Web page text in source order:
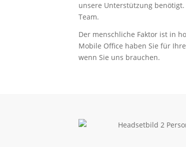
unsere Unterstützung
Team.
Der menschliche Faktor ist in
Mobile Office haben Sie für
wenn Sie uns brauchen.